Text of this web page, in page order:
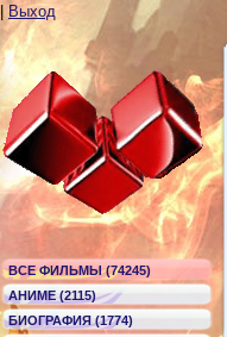
Выход
ВСЕ ФИЛЬМЫ (74245)
АНИМЕ (2115)
БИОГРАФИЯ (1774)